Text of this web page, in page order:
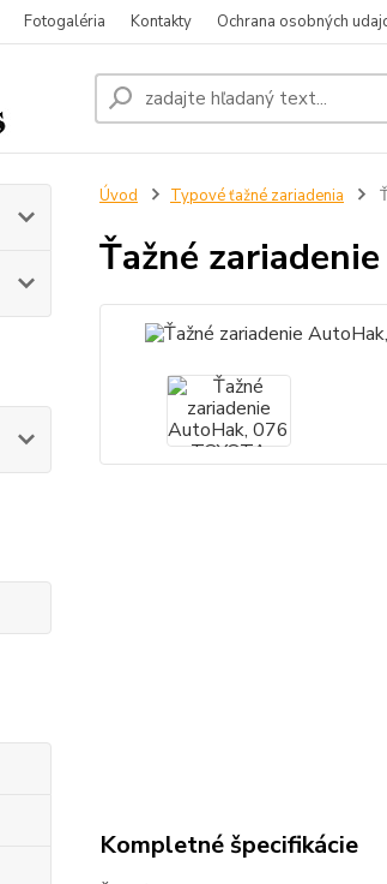
Fotogaléria Kontakty Ochrana osobných
Úvod Typové ťažné zariadenia
Ťažné
Kompletné špecifikácie